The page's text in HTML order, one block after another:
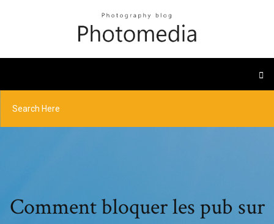
Comment bloquer les pub sur